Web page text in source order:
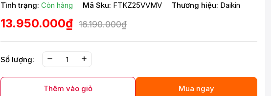
Tình trạng: Còn hàng Mã Sku: FTKZ25VVMV Thương hiệu: Daikin
13.950.000₫ 16.190.000₫
Số lượng:
Thêm vào giỏ Mua ngay